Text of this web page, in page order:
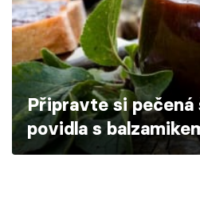
Škola vaření
Recepty z TV
Speciál: Cuketa
Těhotnej kuchař
Připravte si
povidla s